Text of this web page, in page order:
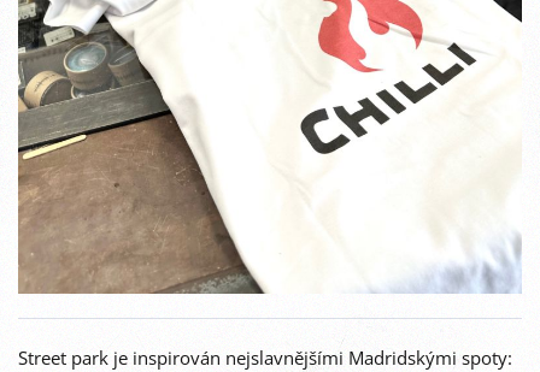
Street park je inspirován nejslavnějšími Madridskými spoty: